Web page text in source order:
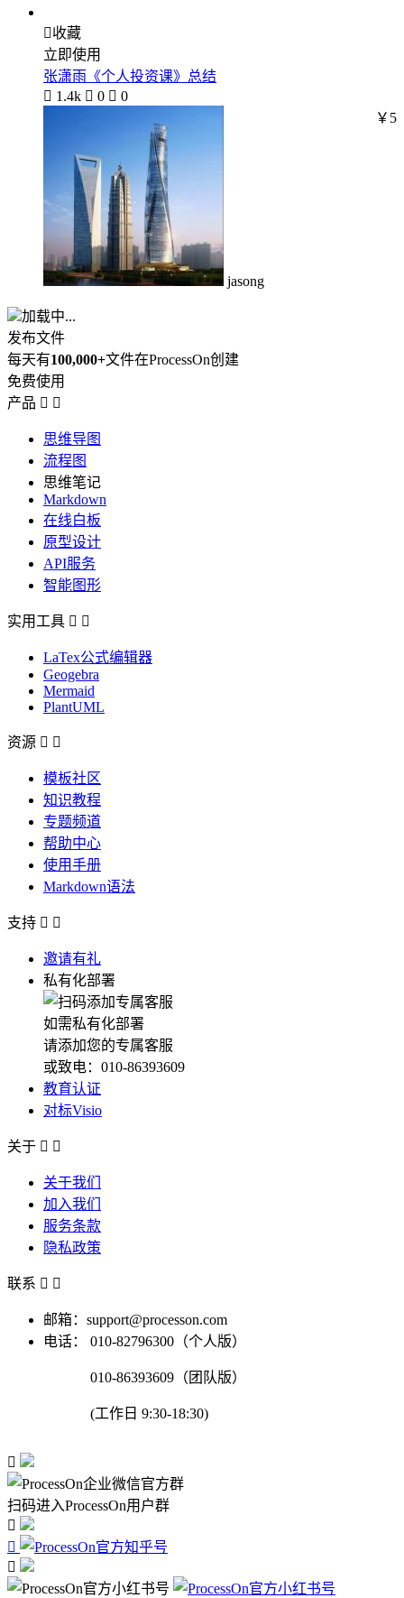
收藏
立即使用
张潇雨《个人投资课》总结
 1.4k  0  0
jasong
￥5
加载中...
发布文件
每天有100,000+文件在ProcessOn创建
免费使用
产品  
思维导图
流程图
思维笔记
Markdown
在线白板
原型设计
API服务
智能图形
实用工具  
LaTex公式编辑器
Geogebra
Mermaid
PlantUML
资源  
模板社区
知识教程
专题频道
帮助中心
使用手册
Markdown语法
支持  
邀请有礼
私有化部署
如需私有化部署
请添加您的专属客服
或致电：010-86393609
教育认证
对标Visio
关于  
关于我们
加入我们
服务条款
隐私政策
联系  
邮箱：support@processon.com
电话：
010-82796300（个人版）
010-86393609（团队版）
(工作日 9:30-18:30)

扫码进入ProcessOn用户群


